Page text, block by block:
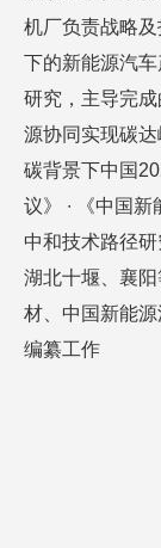
机厂负责战略
下的新能源汽
研究，主导完
源协同实现碳达
碳背景下中国
议》 ∙ 《中国
中和技术路径
湖北十堰、襄
材、中国新能
编纂工作